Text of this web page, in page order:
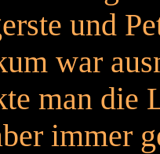
und
war
man die
immer